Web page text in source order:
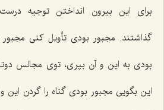
برای این بیرون انداختن توجیه
گذاشتند. مجبور بودی تأویل کنی
بودی به این و آن بپری، توی مجالس
این بگویی مجبور بودی گناه را گردن این